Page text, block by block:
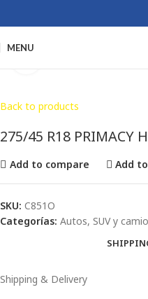
MENU
Back to products
275/45 R18 PRIMACY
Add to compare Add
SKU: C851O
Categorías: Autos, SUV y
Shipping & Delivery